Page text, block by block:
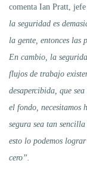
comenta Ian Pratt, jefe
la seguridad es
la gente, entonces las
En cambio, la
flujos de trabajo
desapercibida, que
el fondo, necesitamos
segura sea tan
esto lo podemos
cero”.